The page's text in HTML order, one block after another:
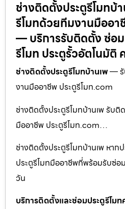
ช่างติดตั้งประตูรีโมทบ้
รีโมทด้วยทีมงานมืออา
— บริการรับติดตั้ง ซ่อ
รีโมท ประตูรั้วอัตโนมัติ
ช่างติดตั้งประตูรีโมทบ้านเพ— รั
งานมืออาชีพ ประตูรีโมท.com
ช่างติดตั้งประตูรีโมทบ้านเพ รับ
มืออาชีพ ประตูรีโมท.com…
ช่างติดตั้งประตูรีโมทบ้านเพ หาก
ประตูรีโมทมืออาชีพที่พร้อมรับซ่อ
วัน
บริการติดตั้งและซ่อมประตูรีโม